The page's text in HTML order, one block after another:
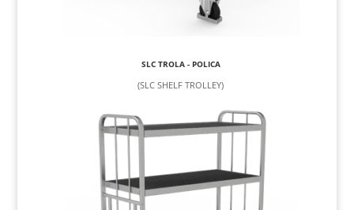
SLC TROLA - POLICA
(SLC SHELF TROLLEY)